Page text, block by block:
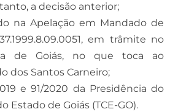
a decisão anterior;
na Apelação em Mandado de
em trâmite no
de Goiás, no que toca ao
dos Santos Carneiro;
e 91/2020 da Presidência do
Estado de Goiás (TCE-GO).